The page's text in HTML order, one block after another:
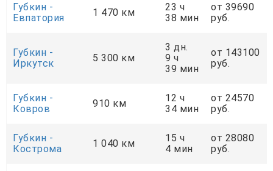
Губкин -
Евпатория
1 470 км
23 ч
38 мин
от 39690
руб.
Губкин -
Иркутск
5 300 км
3 дн.
9 ч
39 мин
от 143100
руб.
Губкин -
Ковров
910 км
12 ч
34 мин
от 24570
руб.
Губкин -
Кострома
1 040 км
15 ч
4 мин
от 28080
руб.